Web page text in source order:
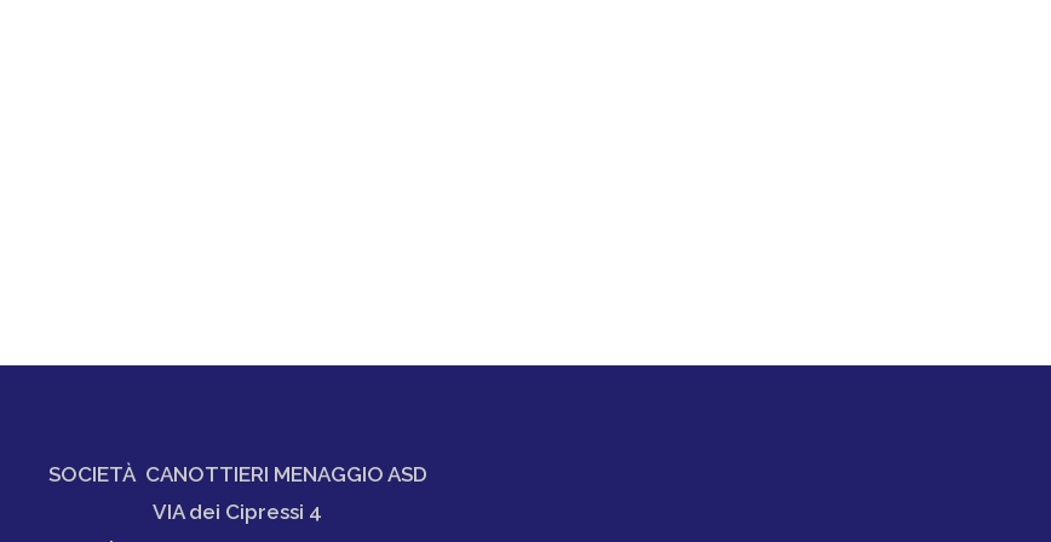
SOCIETÀ CANOTTIERI MENAGGIO ASD
VIA dei Cipressi 4